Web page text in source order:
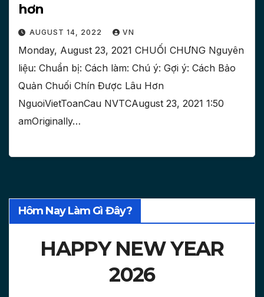
hơn
AUGUST 14, 2022 VN
Monday, August 23, 2021 CHUỐI CHƯNG Nguyên
liệu: Chuẩn bị: Cách làm: Chú ý: Gợi ý: Cách Bảo
Quản Chuối Chín Được Lâu Hơn
NguoiVietToanCau NVTCAugust 23, 2021 1:50
amOriginally…
Hôm Nay Làm Gì Đây?
HAPPY NEW YEAR
2026